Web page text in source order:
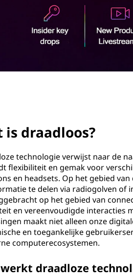
is draadloos?
technologie verwijst naar de
flexibiliteit en gemak voor
en headsets. Op het gebied
te delen via radiogolven of
op het gebied van
en vereenvoudigde interacties
maakt niet alleen onze
en toegankelijke
computerecosystemen.
draadloze